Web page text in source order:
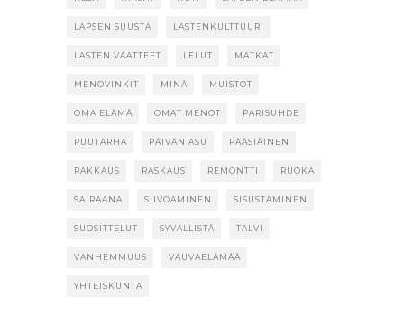
LAPSEN SUUSTA LASTENKULTTUURI
LASTEN VAATTEET LELUT MATKAT
MENOVINKIT MINÄ MUISTOT
OMA ELÄMÄ OMAT MENOT PARISUHDE
PUUTARHA PÄIVÄN ASU PÄÄSIÄINEN
RAKKAUS RASKAUS REMONTTI RUOKA
SAIRAANA SIIVOAMINEN SISUSTAMINEN
SUOSITTELUT SYVÄLLISTÄ TALVI
VANHEMMUUS VAUVAELÄMÄÄ
YHTEISKUNTA